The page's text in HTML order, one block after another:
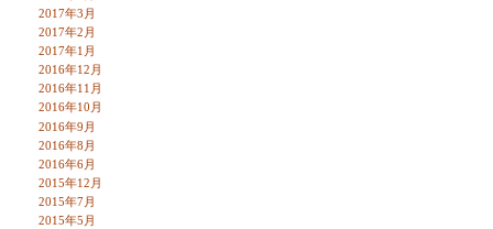
2017年3月
2017年2月
2017年1月
2016年12月
2016年11月
2016年10月
2016年9月
2016年8月
2016年6月
2015年12月
2015年7月
2015年5月